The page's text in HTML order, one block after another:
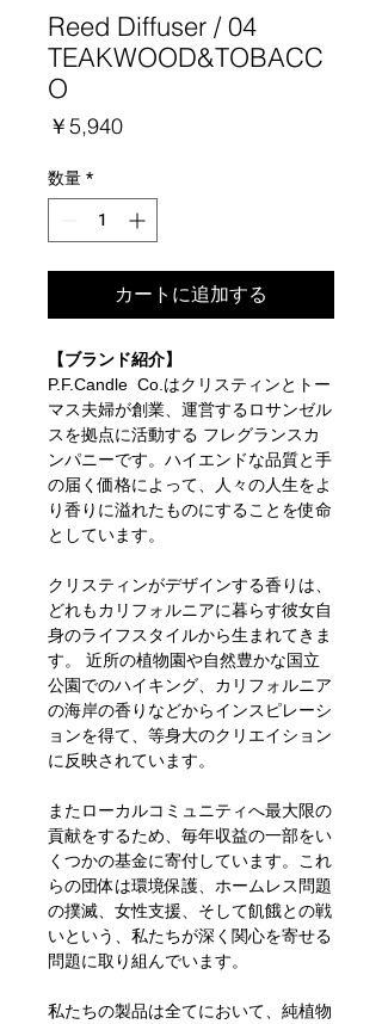
Reed Diffuser / 04
TEAKWOOD&TOBACC
O
￥5,940価
数量*
カートに追加する
【ブランド紹介】
P.F.Candle Co.はクリスティンとトー
マス夫婦が創業、運営するロサンゼル
スを拠点に活動する フレグランスカ
ンパニーです。ハイエンドな品質と手
の届く価格によって、人々の人生をよ
り香りに溢れたものにすることを使命
としています。
クリスティンがデザインする香りは、
どれもカリフォルニアに暮らす彼女自
身のライフスタイルから生まれてきま
す。 近所の植物園や自然豊かな国立
公園でのハイキング、カリフォルニア
の海岸の香りなどからインスピレーシ
ョンを得て、等身大のクリエイション
に反映されています。
またローカルコミュニティへ最大限の
貢献をするため、毎年収益の一部をい
くつかの基金に寄付しています。これ
らの団体は環境保護、ホームレス問題
の撲滅、女性支援、そして飢餓との戦
いという、私たちが深く関心を寄せる
問題に取り組んでいます。
私たちの製品は全てにおいて、純植物